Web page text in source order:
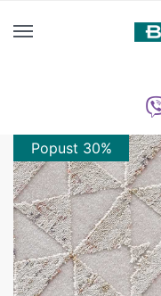
Popust 30%